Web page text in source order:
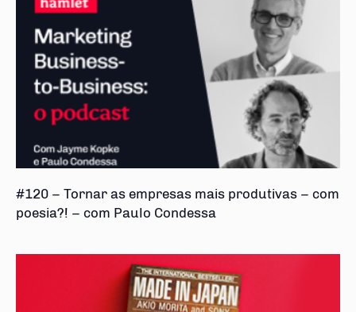
#120 – Tornar as empresas mais produtivas – com
poesia?! – com Paulo Condessa